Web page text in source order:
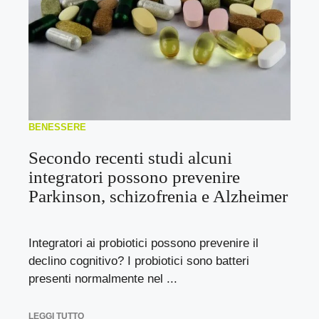
BENESSERE
Secondo recenti studi alcuni
integratori possono prevenire
Parkinson, schizofrenia e Alzheimer
Integratori ai probiotici possono prevenire il
declino cognitivo? I probiotici sono batteri
presenti normalmente nel ...
LEGGI TUTTO